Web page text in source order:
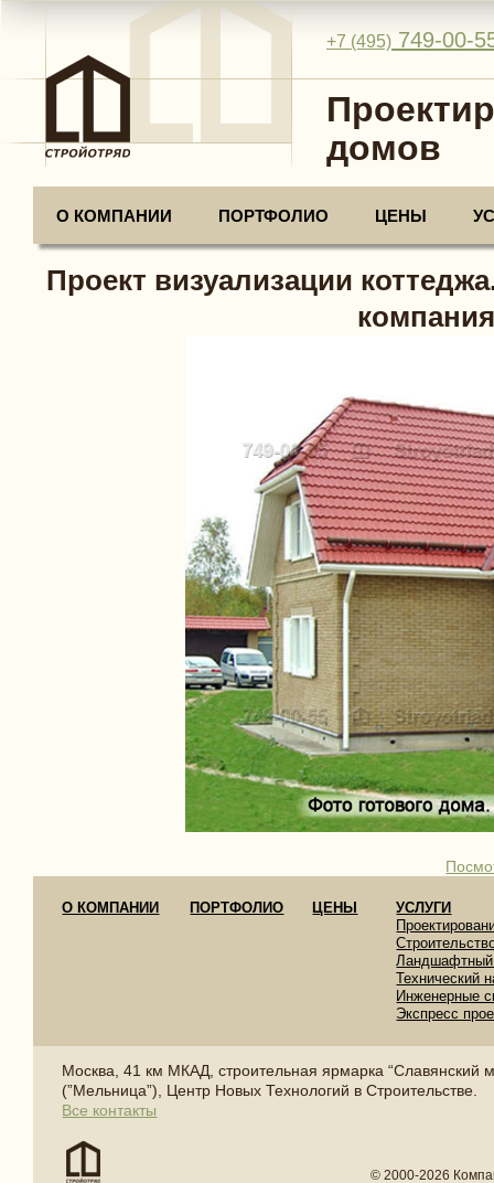
домов
+7 (495) 749-00-
О КОМПАНИИ ПОРТФОЛИО ЦЕНЫ
Проект визуализации
О КОМПАНИИ ПОРТФОЛИО ЦЕНЫ
УСЛУГИ
Ландшафтный
Технический
Инженерные
Экспресс
Москва, 41 км МКАД, строительная ярмарка “Славянский
(”Мельница”), Центр Новых Технологий в Строительстве.
Все контакты
© 2000-2026